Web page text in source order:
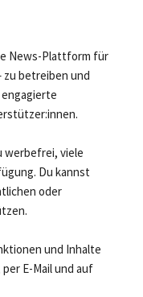
News-Plattform für
betreiben und
werbefrei, viele
Du kannst
oder
und Inhalte
per E-Mail und auf